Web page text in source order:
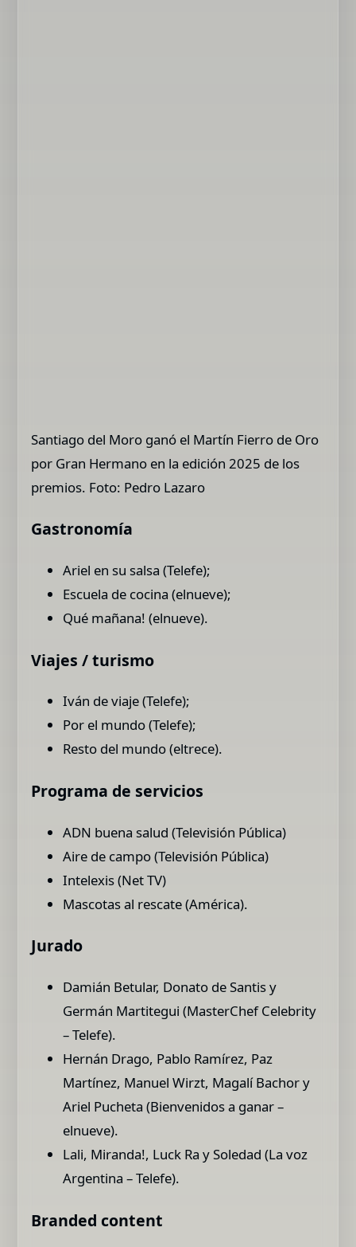
Santiago del Moro ganó el Martín Fierro de Oro
por Gran Hermano en la edición 2025 de los
premios. Foto: Pedro Lazaro
Gastronomía
Ariel en su salsa (Telefe);
Escuela de cocina (elnueve);
Qué mañana! (elnueve).
Viajes / turismo
Iván de viaje (Telefe);
Por el mundo (Telefe);
Resto del mundo (eltrece).
Programa de servicios
ADN buena salud (Televisión Pública)
Aire de campo (Televisión Pública)
Intelexis (Net TV)
Mascotas al rescate (América).
Jurado
Damián Betular, Donato de Santis y
Germán Martitegui (MasterChef Celebrity
– Telefe).
Hernán Drago, Pablo Ramírez, Paz
Martínez, Manuel Wirzt, Magalí Bachor y
Ariel Pucheta (Bienvenidos a ganar –
elnueve).
Lali, Miranda!, Luck Ra y Soledad (La voz
Argentina – Telefe).
Branded content